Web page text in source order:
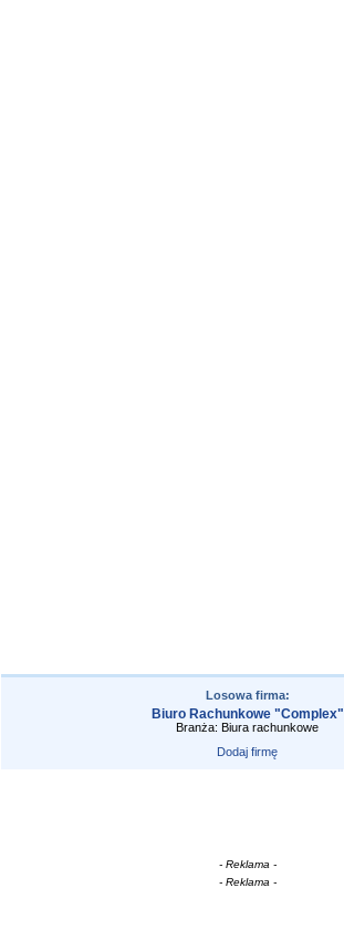
Losowa firma:
Biuro Rachunkowe "Complex"
Branża: Biura rachunkowe
Dodaj firmę
- Reklama -
- Reklama -